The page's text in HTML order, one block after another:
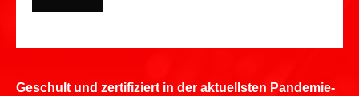
Geschult und zertifiziert in der aktuellsten Pandemie-